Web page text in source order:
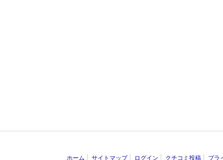
ホーム サイトマップ ログイン クチコミ投稿 プラ